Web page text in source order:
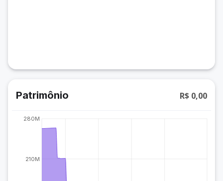
Patrimônio R$ 0,00
210M
280M